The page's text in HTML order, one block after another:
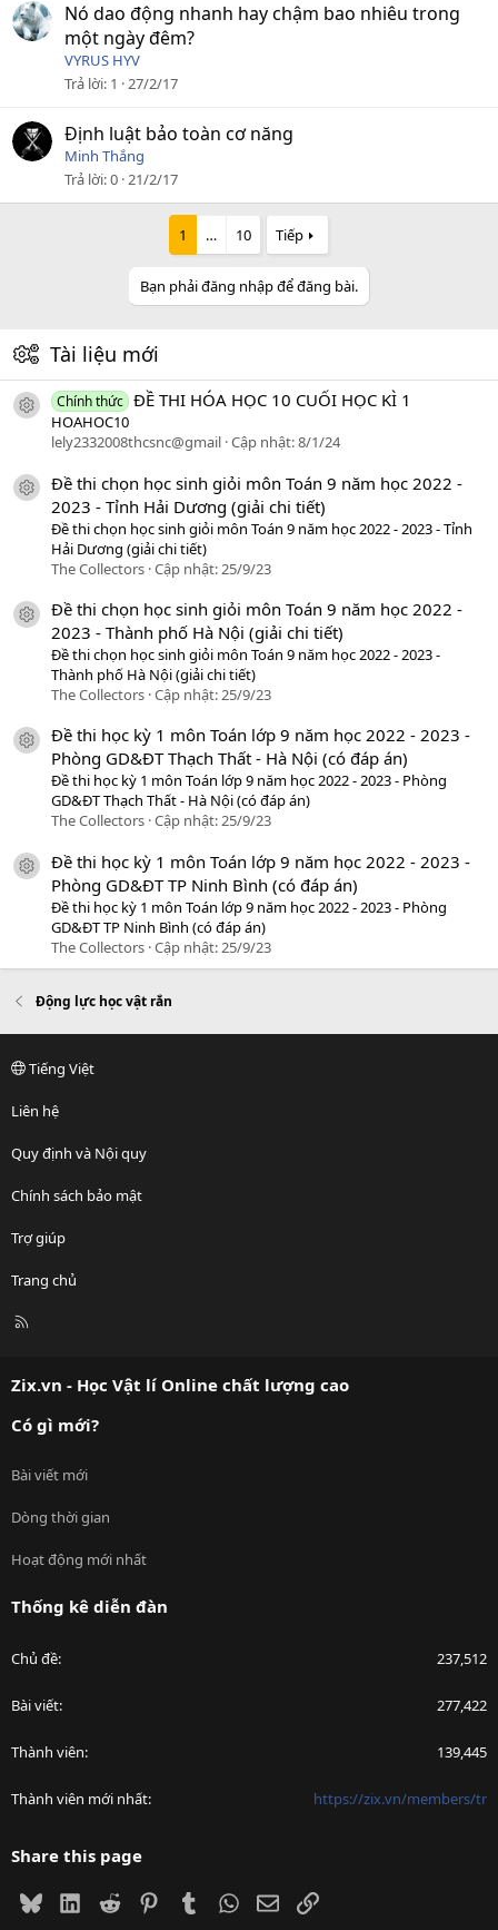
Nó dao động nhanh hay chậm bao nhiêu trong
một ngày đêm?
VYRUS HYV
Trả lời 1 27/2/17
Định luật bảo toàn cơ năng
Minh Thắng
Trả lời 0 21/2/17
1 … 10 Tiếp
Bạn phải đăng nhập để đăng bài.
Tài liệu mới
icon tài liệu
Chính thức ĐỀ THI HÓA HỌC 10 CUỐI HỌC KÌ 1
HOAHOC10
lely2332008thcsnc@gmail Cập nhật:8/1/24
icon tài liệu
Đề thi chọn học sinh giỏi môn Toán 9 năm học 2022 -
2023 - Tỉnh Hải Dương (giải chi tiết)
Đề thi chọn học sinh giỏi môn Toán 9 năm học 2022 - 2023 - Tỉnh
Hải Dương (giải chi tiết)
The Collectors Cập nhật:25/9/23
icon tài liệu
Đề thi chọn học sinh giỏi môn Toán 9 năm học 2022 -
2023 - Thành phố Hà Nội (giải chi tiết)
Đề thi chọn học sinh giỏi môn Toán 9 năm học 2022 - 2023 -
Thành phố Hà Nội (giải chi tiết)
The Collectors Cập nhật:25/9/23
icon tài liệu
Đề thi học kỳ 1 môn Toán lớp 9 năm học 2022 - 2023 -
Phòng GD&ĐT Thạch Thất - Hà Nội (có đáp án)
Đề thi học kỳ 1 môn Toán lớp 9 năm học 2022 - 2023 - Phòng
GD&ĐT Thạch Thất - Hà Nội (có đáp án)
The Collectors Cập nhật:25/9/23
icon tài liệu
Đề thi học kỳ 1 môn Toán lớp 9 năm học 2022 - 2023 -
Phòng GD&ĐT TP Ninh Bình (có đáp án)
Đề thi học kỳ 1 môn Toán lớp 9 năm học 2022 - 2023 - Phòng
GD&ĐT TP Ninh Bình (có đáp án)
The Collectors Cập nhật: 25/9/23
Động lực học vật rắn
Tiếng Việt
Liên hệ
Quy định và Nội quy
Chính sách bảo mật
Trợ giúp
Trang chủ
R
Zix.vn - Học Vật lí Online chất lượng cao
Có gì mới?
Bài viết mới
Dòng thời gian
Hoạt động mới nhất
Thống kê diễn đàn
Chủ đề 237,512
Bài viết 277,422
Thành viên 139,445
Thành viên mới nhất https://zix.vn/members/tr
Share this page
BlueskyLinkedIn
Reddit PinterestTumblrWhatsApp
EmailLink